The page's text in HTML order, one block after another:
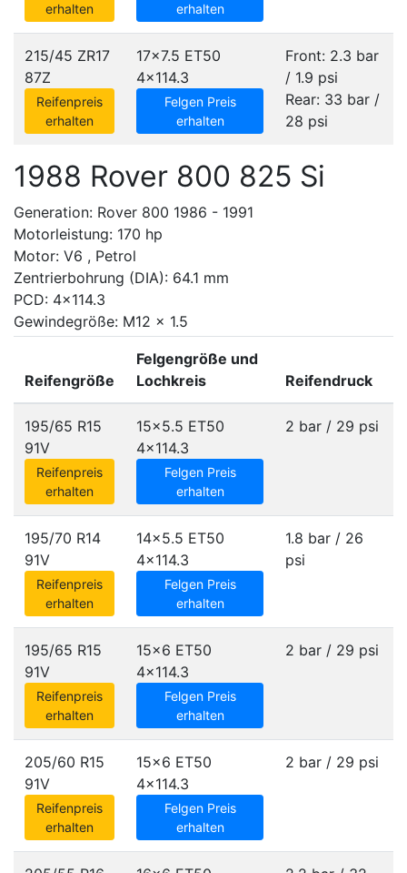
erhalten
erhalten
215/45 ZR17
87Z
Reifenpreis
erhalten
17x7.5 ET50
4x114.3
Felgen Preis
erhalten
Front: 2.3 bar
/ 1.9 psi
Rear: 33 bar /
28 psi
1988 Rover 800 825 Si
Generation: Rover 800 1986 - 1991
Motorleistung: 170 hp
Motor: V6 , Petrol
Zentrierbohrung (DIA): 64.1 mm
PCD: 4x114.3
Gewindegröße: M12 x 1.5
Reifengröße
Felgengröße und
Lochkreis
Reifendruck
195/65 R15
91V
Reifenpreis
erhalten
15x5.5 ET50
4x114.3
Felgen Preis
erhalten
2 bar / 29 psi
195/70 R14
91V
Reifenpreis
erhalten
14x5.5 ET50
4x114.3
Felgen Preis
erhalten
1.8 bar / 26
psi
195/65 R15
91V
Reifenpreis
erhalten
15x6 ET50
4x114.3
Felgen Preis
erhalten
2 bar / 29 psi
205/60 R15
91V
Reifenpreis
erhalten
15x6 ET50
4x114.3
Felgen Preis
erhalten
2 bar / 29 psi